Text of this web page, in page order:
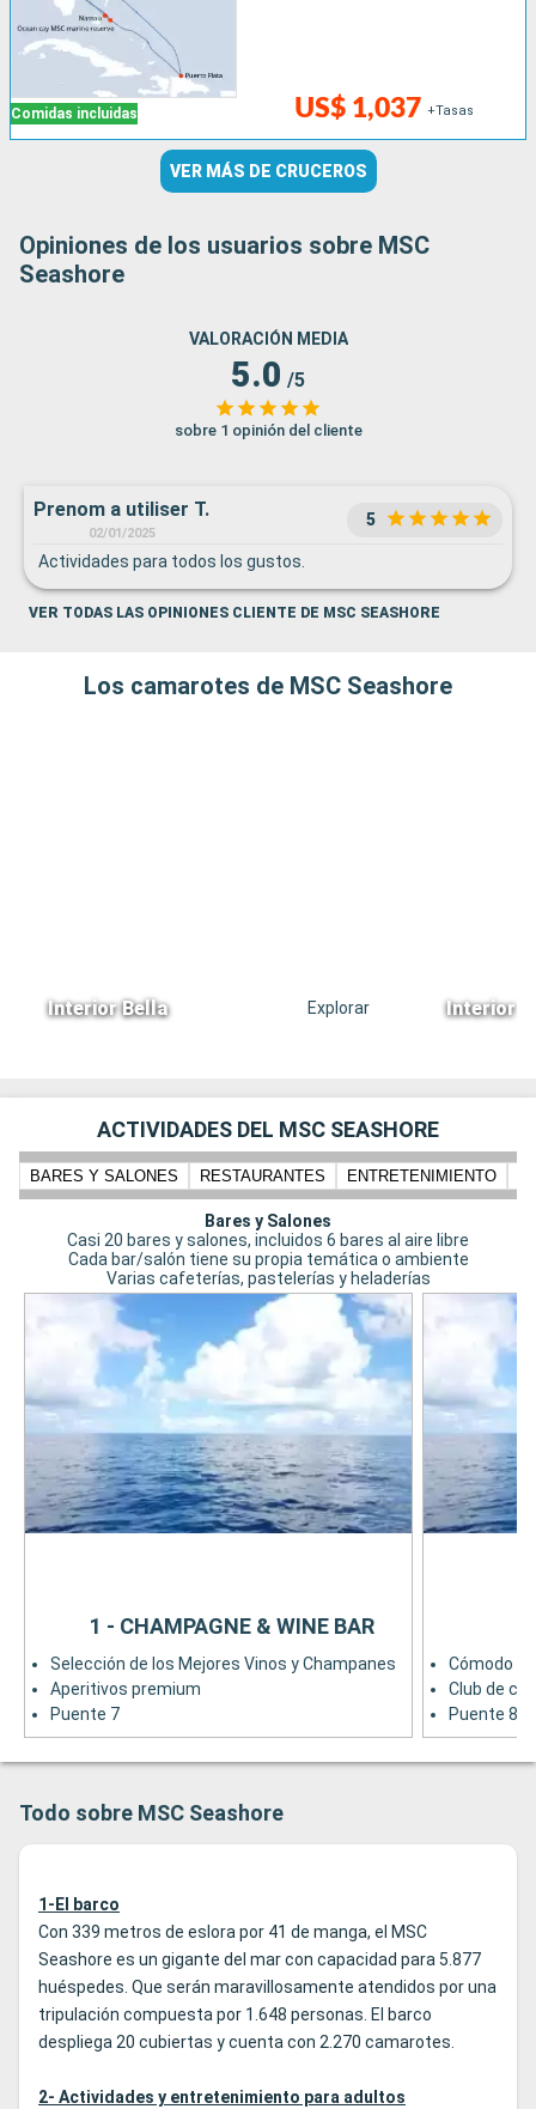
Comidas incluidas US$ 1,037 +Tasas
VER MÁS DE CRUCEROS
Opiniones de los usuarios sobre MSC
Seashore
VALORACIÓN MEDIA
5.0 /5
sobre 1 opinión del cliente
Prenom a utiliser T.
02/01/2025
5
Actividades para todos los gustos.
VER TODAS LAS OPINIONES CLIENTE DE MSC SEASHORE
Los camarotes de MSC Seashore
Interior Bella Explorar Interior
ACTIVIDADES DEL MSC SEASHORE
BARES Y SALONES RESTAURANTES ENTRETENIMIENTO
Bares y Salones
Casi 20 bares y salones, incluidos 6 bares al aire libre
Cada bar/salón tiene su propia temática o ambiente
Varias cafeterías, pastelerías y heladerías
Selección de los Mejores Vinos y Champanes
Aperitivos premium
Puente 7
1 - CHAMPAGNE & WINE BAR
Cómodo
Club de
Puente 8
Todo sobre MSC Seashore
1-El barco
Con 339 metros de eslora por 41 de manga, el MSC
Seashore es un gigante del mar con capacidad para 5.877
huéspedes. Que serán maravillosamente atendidos por una
tripulación compuesta por 1.648 personas. El barco
despliega 20 cubiertas y cuenta con 2.270 camarotes.
2- Actividades y entretenimiento para adultos